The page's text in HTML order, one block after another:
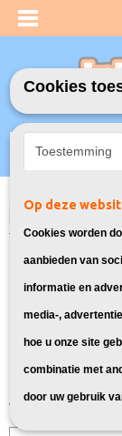
Inloggen
Home>Model
Bekijk
EcoTank
Cookies
Toestemming
Op deze
Cookies worden
aanbieden van
informatie en
media-,
hoe u onze site
combinatie met
door uw gebruik